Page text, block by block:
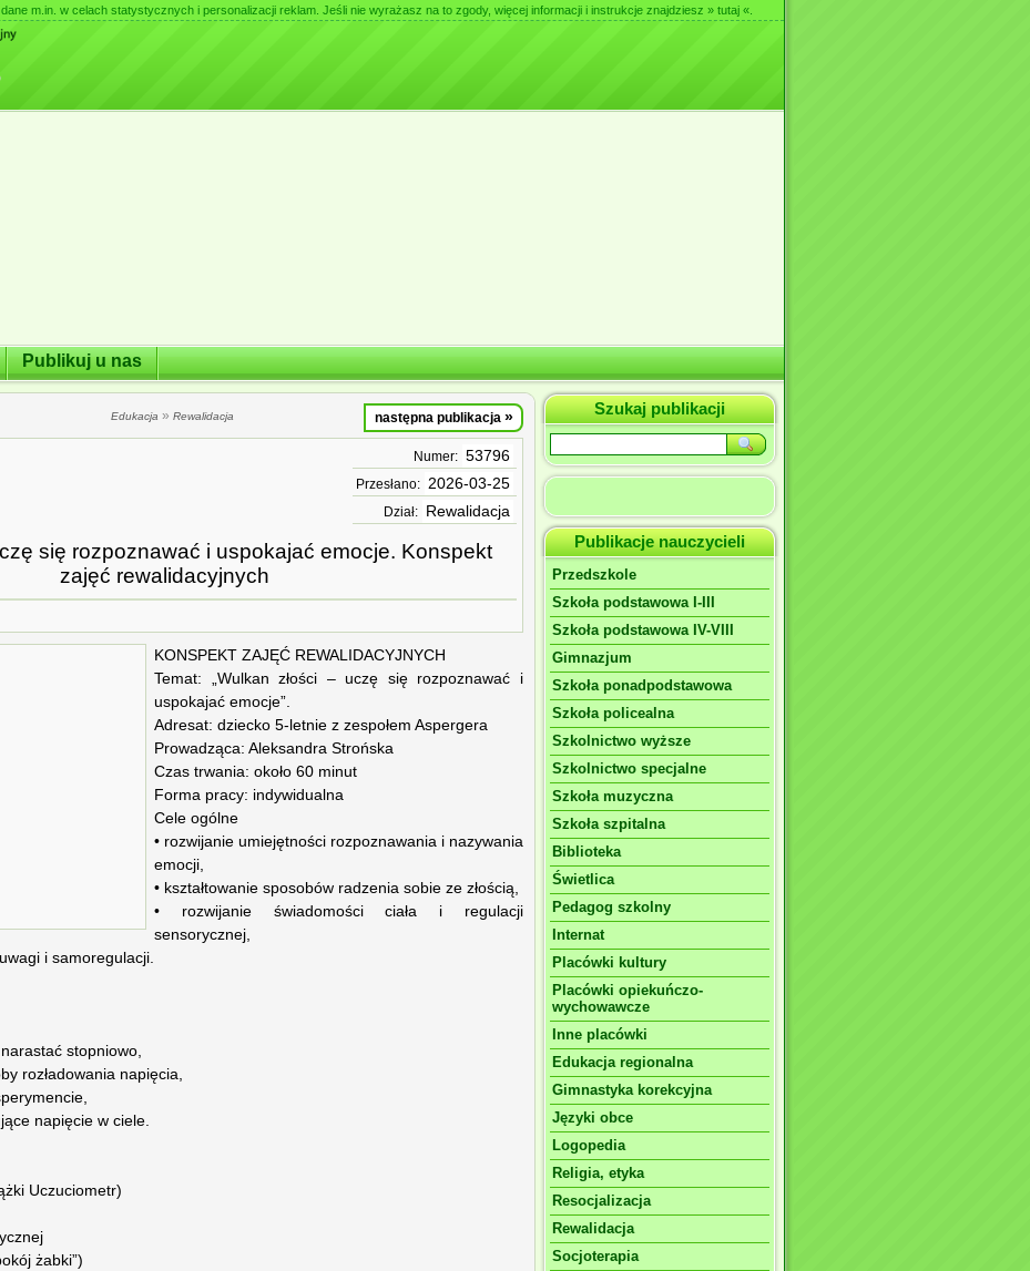
m.in. w celach statystycznych i personalizacji reklam. Jeśli nie wyrażasz na to zgody, więcej informacji i instrukcje znajdziesz » tutaj «
Publikuj u nas
Edukacja » Rewalidacja następna publikacja »
Numer: 53796
Przesłano: 2026-03-25
Dział: Rewalidacja
się rozpoznawać i uspokajać emocje. Konspekt
zajęć rewalidacyjnych
KONSPEKT ZAJĘĆ REWALIDACYJNYCH
Temat: „Wulkan złości – uczę się rozpoznawać i
uspokajać emocje”.
Adresat: dziecko 5-letnie z zespołem Aspergera
Prowadząca: Aleksandra Strońska
Czas trwania: około 60 minut
Forma pracy: indywidualna
Cele ogólne
• rozwijanie umiejętności rozpoznawania i nazywania
emocji,
• kształtowanie sposobów radzenia sobie ze złością,
• rozwijanie świadomości ciała i regulacji
sensorycznej,
i samoregulacji.
stopniowo,
rozładowania napięcia,
napięcie w ciele.
Uczuciometr)
żabki”)
Szukaj publikacji
Publikacje nauczycieli
Przedszkole
Szkoła podstawowa I-III
Szkoła podstawowa IV-VIII
Gimnazjum
Szkoła ponadpodstawowa
Szkoła policealna
Szkolnictwo wyższe
Szkolnictwo specjalne
Szkoła muzyczna
Szkoła szpitalna
Biblioteka
Świetlica
Pedagog szkolny
Internat
Placówki kultury
Placówki opiekuńczo-
wychowawcze
Inne placówki
Edukacja regionalna
Gimnastyka korekcyjna
Języki obce
Logopedia
Religia, etyka
Resocjalizacja
Rewalidacja
Socjoterapia